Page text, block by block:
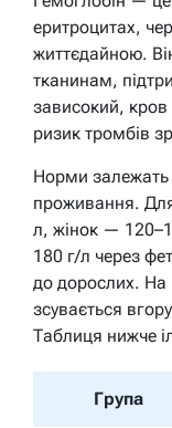
еритроцитах,
життєдайною.
тканинам,
зависокий, кров
ризик тромбів
Норми залежать
проживання.
л, жінок —
180 г/л через
до дорослих. На
зсувається
Таблиця нижче
Група